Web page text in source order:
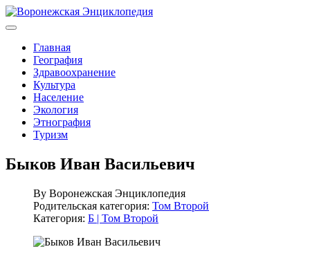
Главная
География
Здравоохранение
Культура
Население
Экология
Этнография
Туризм
Быков Иван Васильевич
By Воронежская Энциклопедия
Родительская категория: Том Второй
Категория: Б | Том Второй